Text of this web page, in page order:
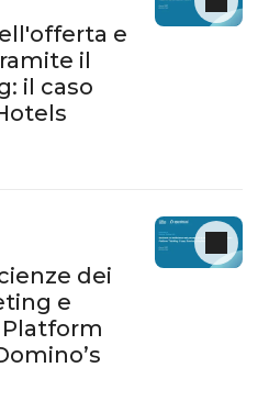
e
il
il caso
dei
e